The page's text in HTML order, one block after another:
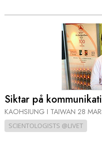
Siktar på
KAOHSIUNG I TAIWAN 28
SCIENTOLOGISTS @LIVET